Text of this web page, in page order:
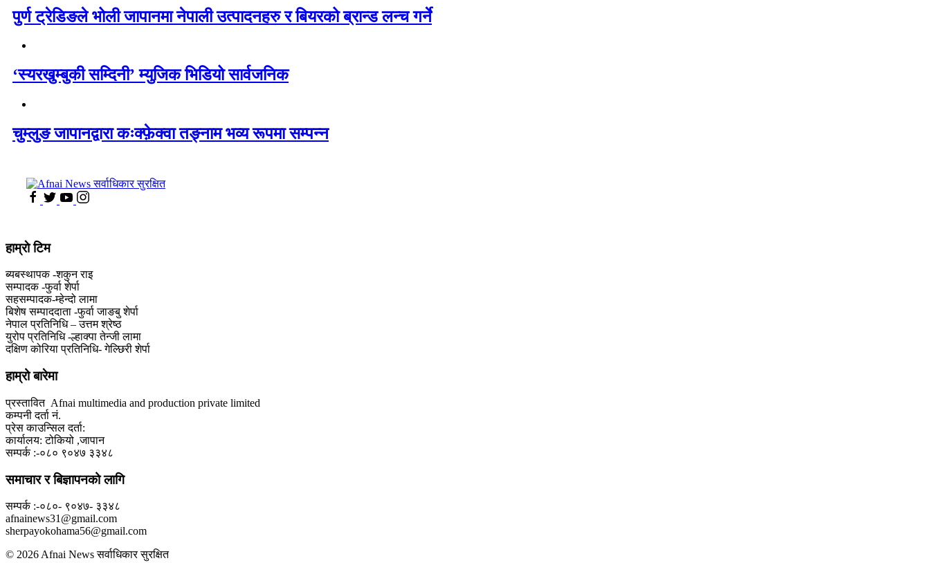
पुर्ण ट्रेडिङले भोली जापानमा नेपाली उत्पादनहरु र बियरको ब्रान्ड लन्च गर्ने
‘स्यरखुम्बुकी सम्दिनी’ म्युजिक भिडियो सार्वजनिक
चुम्लुङ जापानद्वारा कःक्फ़ेक्वा तङ्नाम भव्य रूपमा सम्पन्न
हाम्राे टिम
ब्यबस्थापक -शकुन राइ
सम्पादक -फुर्वा शेर्पा
सहसम्पादक-म्हेन्दो लामा
‍बिशेष सम्पाददाता -फुर्वा जा‌ङबु शेर्पा
नेपाल प्रतिनिधि – उत्तम श्रेष्ठ
युरोप प्रतिनिधि -ल्हाक्पा तेन्जी लामा
दक्षिण कोरिया प्रतिनिधि- गेल्छिरी शेर्पा
हाम्रो बारेमा
प्रस्तावित Afnai multimedia and production private limited
कम्पनी दर्ता नं.
प्रेस काउन्सिल दर्ता:
कार्यालय: टोकियो ,जापान
सम्पर्क :-०८० ९०४७ ३३४८
समाचार र बिज्ञापनको लागि
सम्पर्क :-०८०- ९०४७- ३३४८
afnainews31@gmail.com
sherpayokohama56@gmail.com
© 2026 Afnai News सर्वाधिकार सुरक्षित